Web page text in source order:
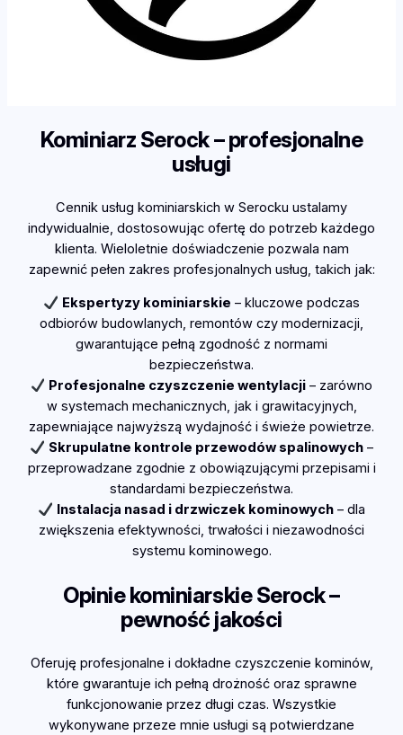
Kominiarz Serock – profesjonalne
usługi
Cennik usług kominiarskich w Serocku ustalamy
indywidualnie, dostosowując ofertę do potrzeb każdego
klienta. Wieloletnie doświadczenie pozwala nam
zapewnić pełen zakres profesjonalnych usług, takich jak:
Ekspertyzy kominiarskie – kluczowe podczas
odbiorów budowlanych, remontów czy modernizacji,
gwarantujące pełną zgodność z normami
bezpieczeństwa.
Profesjonalne czyszczenie wentylacji – zarówno
w systemach mechanicznych, jak i grawitacyjnych,
zapewniające najwyższą wydajność i świeże powietrze.
Skrupulatne kontrole przewodów spalinowych–
przeprowadzane zgodnie z obowiązującymi przepisami i
standardami bezpieczeństwa.
Instalacja nasad i drzwiczek kominowych– dla
zwiększenia efektywności, trwałości i niezawodności
systemu kominowego.
Opinie kominiarskie Serock –
pewność jakości
Oferuję profesjonalne i dokładne czyszczenie kominów,
które gwarantuje ich pełną drożność oraz sprawne
funkcjonowanie przez długi czas. Wszystkie
wykonywane przeze mnie usługi są potwierdzane